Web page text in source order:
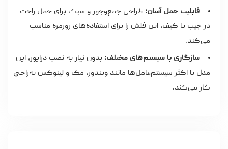
قابلیت حمل آسان: طراحی جمع‌وجور و سبک برای حمل راحت
در جیب یا کیف، این فلش را برای استفاده‌های روزمره مناسب
می‌کند.
سازگاری با سیستم‌های مختلف: بدون نیاز به نصب درایور، این
مدل با اکثر سیستم‌عامل‌ها مانند ویندوز، مک و لینوکس به‌راحتی
کار می‌کند.